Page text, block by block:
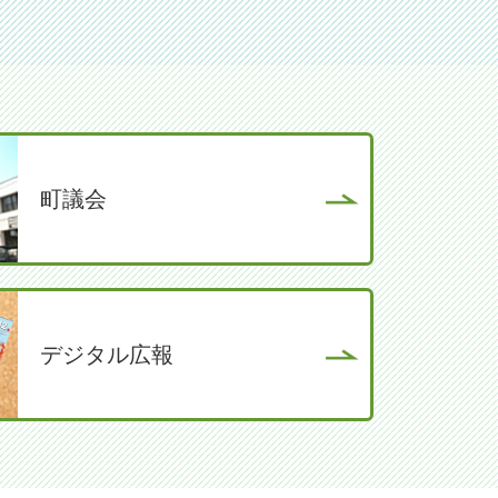
町議会
デジタル広報